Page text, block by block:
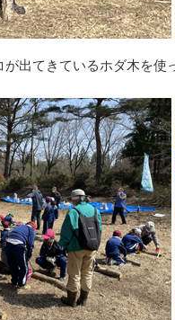
出てきているホダ木を使